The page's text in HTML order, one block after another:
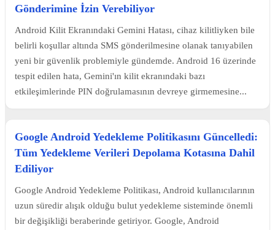
Gönderimine İzin Verebiliyor
Android Kilit Ekranındaki Gemini Hatası, cihaz kilitliyken bile
belirli koşullar altında SMS gönderilmesine olanak tanıyabilen
yeni bir güvenlik problemiyle gündemde. Android 16 üzerinde
tespit edilen hata, Gemini'ın kilit ekranındaki bazı
etkileşimlerinde PIN doğrulamasının devreye girmemesine...
Google Android Yedekleme Politikasını Güncelledi:
Tüm Yedekleme Verileri Depolama Kotasına Dahil
Ediliyor
Google Android Yedekleme Politikası, Android kullanıcılarının
uzun süredir alışık olduğu bulut yedekleme sisteminde önemli
bir değişikliği beraberinde getiriyor. Google, Android